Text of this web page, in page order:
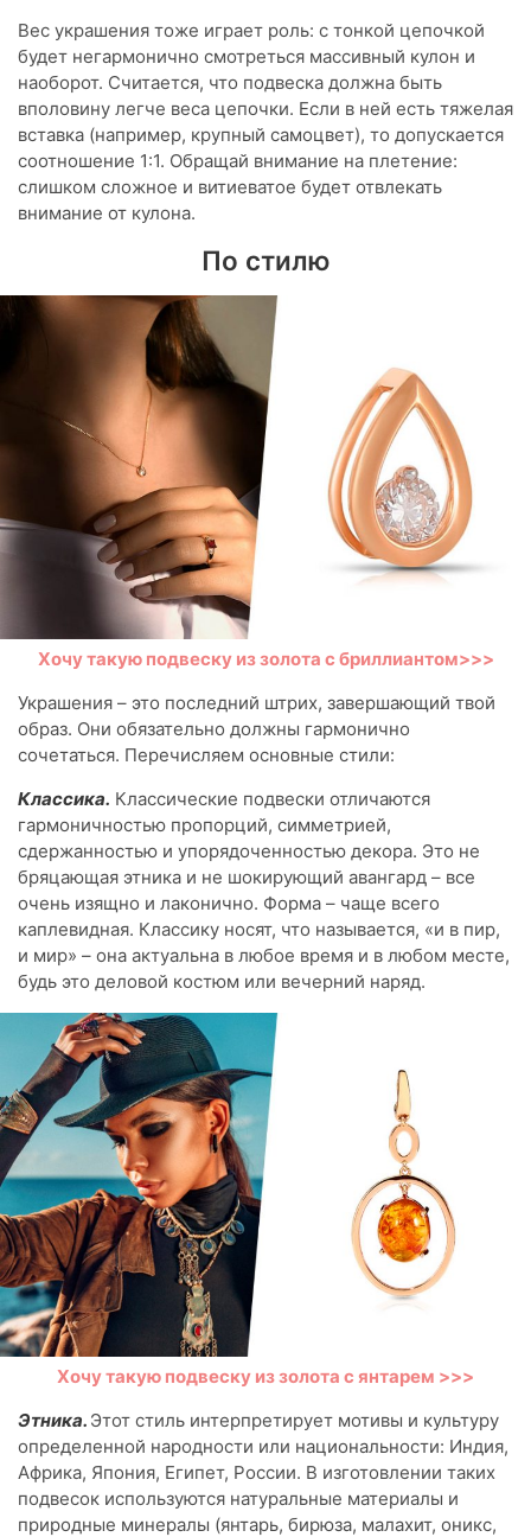
Вес украшения тоже играет роль: с тонкой цепочкой
будет негармонично смотреться массивный кулон и
наоборот. Считается, что подвеска должна быть
вполовину легче веса цепочки. Если в ней есть тяжелая
вставка (например, крупный самоцвет), то допускается
соотношение 1:1. Обращай внимание на плетение:
слишком сложное и витиеватое будет отвлекать
внимание от кулона.
По стилю
Хочу такую подвеску из золота с бриллиантом>>>
Украшения – это последний штрих, завершающий твой
образ. Они обязательно должны гармонично
сочетаться. Перечисляем основные стили:
Классика. Классические подвески отличаются
гармоничностью пропорций, симметрией,
сдержанностью и упорядоченностью декора. Это не
бряцающая этника и не шокирующий авангард – все
очень изящно и лаконично. Форма – чаще всего
каплевидная. Классику носят, что называется, «и в пир,
и мир» – она актуальна в любое время и в любом месте,
будь это деловой костюм или вечерний наряд.
Хочу такую подвеску из золота с янтарем >>>
Этника. Этот стиль интерпретирует мотивы и культуру
определенной народности или национальности: Индия,
Африка, Япония, Египет, России. В изготовлении таких
подвесок используются натуральные материалы и
природные минералы (янтарь, бирюза, малахит, оникс,